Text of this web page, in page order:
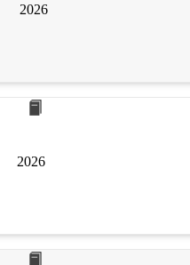
2026
2026